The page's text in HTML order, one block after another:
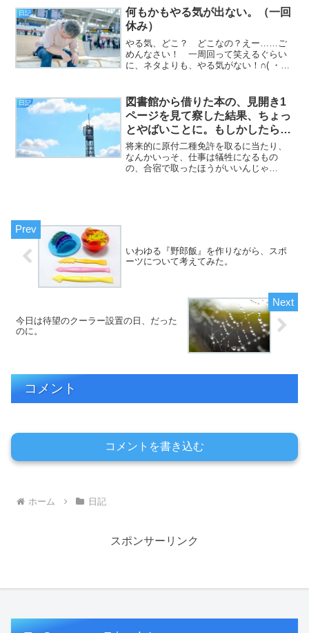
うがこのスカポンタン！ と言いたいで
す（挨拶）。と、いうわけで、...
日記
何もかもやる気が出ない。（一回
休み）
やる気、どこ？ どこなの？えー……ご
めんなさい！ 一周回って笑えるぐらい
に、ネタよりも、やる気がない！∩( ・
クショオオオオオオオオオオオオ
ッ！！！！！（...
日記
図書館から借りた本の、見開き1
ページを見て察した結果、ちょっ
とやばいことに。もしかしたら、
致命的だったかも。（小説の話と
か）（日記）
将来的に原付二種免許を取るに当たり、
なんかいっそ、仕事は犠牲になるもの
の、合宿で取ったほうがいいんじゃ
いわゆる『野郎飯』を作りながら、スポ
ーツについて考えてみた。
今日は待望のクーラー設置の日、だった
のに。
コメント
コメントを書き込む
ホーム 日記
スポンサーリンク